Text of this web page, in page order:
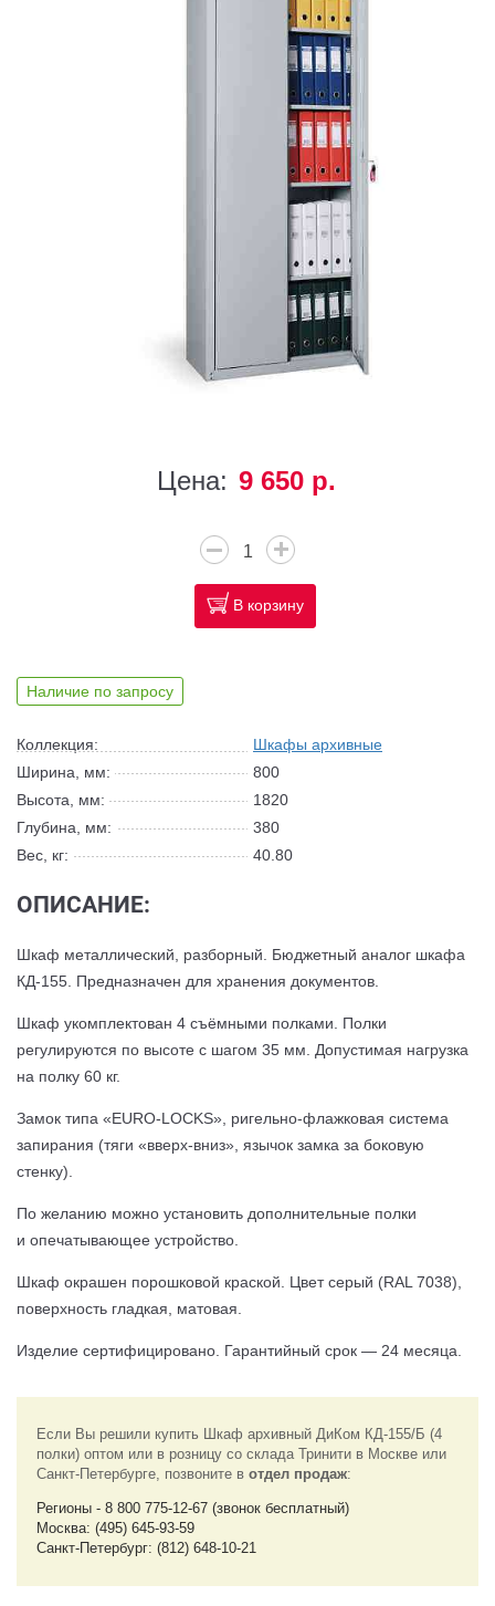
Цена: 9 650 р.
В корзину
Наличие по запросу
Коллекция:
Шкафы архивные
Ширина, мм:
800
Высота, мм:
1820
Глубина, мм:
380
Вес, кг:
40.80
ОПИСАНИЕ:
Шкаф металлический, разборный. Бюджетный аналог шкафа
КД-155. Предназначен для хранения документов.
Шкаф укомплектован 4 съёмными полками. Полки
регулируются по высоте с шагом 35 мм. Допустимая нагрузка
на полку 60 кг.
Замок типа «EURO-LOCKS», ригельно-флажковая система
запирания (тяги «вверх-вниз», язычок замка за боковую
стенку).
По желанию можно установить дополнительные полки
и опечатывающее устройство.
Шкаф окрашен порошковой краской. Цвет серый (RAL 7038),
поверхность гладкая, матовая.
Изделие сертифицировано. Гарантийный срок — 24 месяца.
Если Вы решили купить Шкаф архивный ДиКом КД-155/Б (4
полки) оптом или в розницу со склада Тринити в Москве или
Санкт-Петербурге, позвоните в отдел продаж:
Регионы - 8 800 775-12-67 (звонок бесплатный)
Москва: (495) 645-93-59
Санкт-Петербург: (812) 648-10-21